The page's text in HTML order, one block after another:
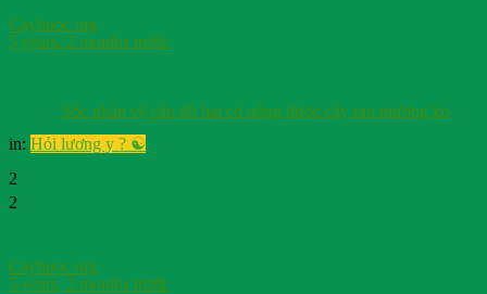
Cayhuoc org
5 years, 2 months trước
Sốc phản vệ cấp độ hai có uống được cây rau mương ko
in: Hỏi lương y ? ☯️
2
2
Cayhuoc org
5 years, 2 months trước